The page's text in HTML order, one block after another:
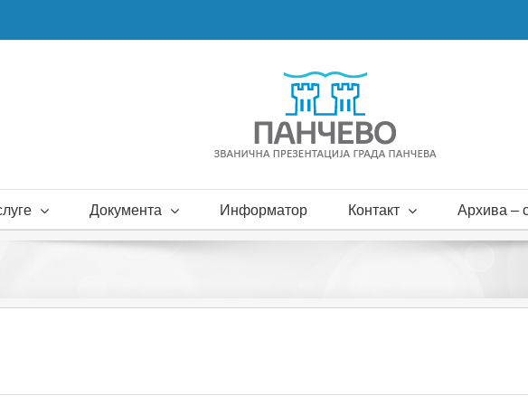
Документа Информатор Контакт Архива –